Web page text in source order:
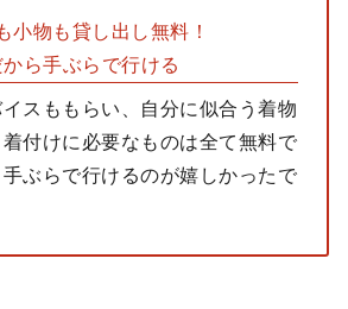
小物も貸し出し無料！
から手ぶらで行ける
スももらい、自分に似合う着物
付けに必要なものは全て無料で
ぶらで行けるのが嬉しかったで